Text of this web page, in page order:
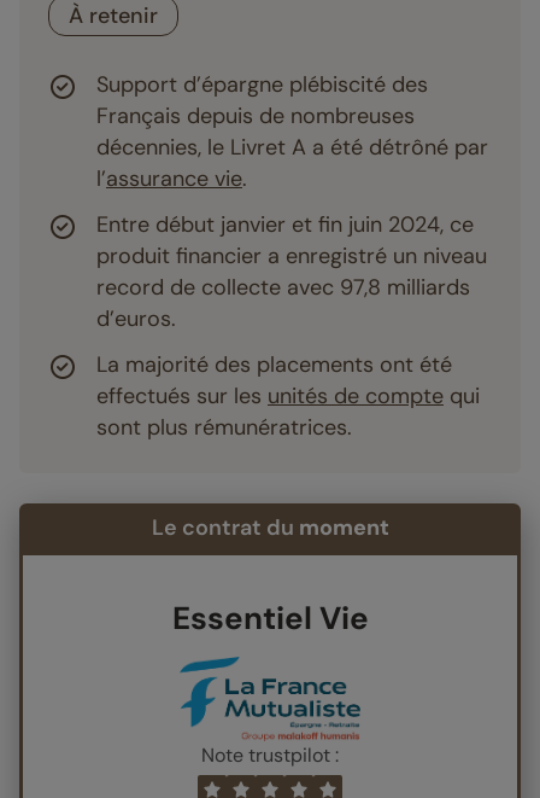
À retenir
Support d’épargne plébiscité des
Français depuis de nombreuses
décennies, le Livret A a été détrôné par
l’assurance vie.
Entre début janvier et fin juin 2024, ce
produit financier a enregistré un niveau
record de collecte avec 97,8 milliards
d’euros.
La majorité des placements ont été
effectués sur les unités de compte qui
sont plus rémunératrices.
Le contrat du moment
Essentiel Vie
Note trustpilot :